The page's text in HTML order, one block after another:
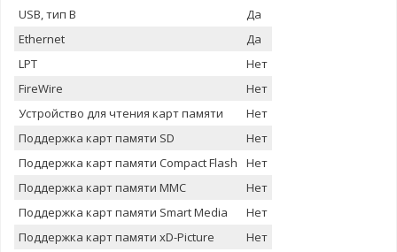
USB, тип B
Да
Ethernet
Да
LPT
Нет
FireWire
Нет
Устройство для чтения карт памяти
Нет
Поддержка карт памяти SD
Нет
Поддержка карт памяти Compact Flash
Нет
Поддержка карт памяти MMC
Нет
Поддержка карт памяти Smart Media
Нет
Поддержка карт памяти xD-Picture
Нет